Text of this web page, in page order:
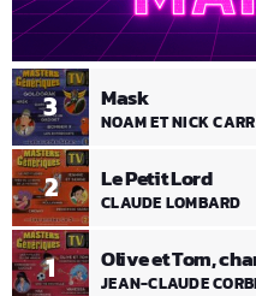
1 Olive et Tom,
JEAN-CLAUDE
2 Le Petit Lord
CLAUDE LOMBARD
3 Mask
NOAM ET NICK CARR